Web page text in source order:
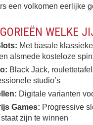
een volkomen eerlijke
WELKE
Met basale
alsmede kosteloze
Black Jack,
studio’s
Digitale varianten
Games: Progressive
zijn te winnen